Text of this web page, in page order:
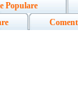
Populare